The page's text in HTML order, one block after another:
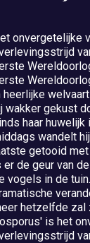
onvergetelijke
heerlijke
wakker gekust
haar
wandelt
getooid
er de geur van
vogels in de
hetzelfde zal
is het